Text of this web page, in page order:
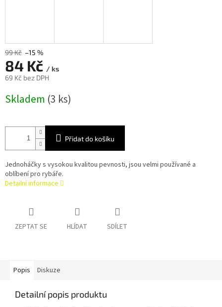
99 Kč –15 %
84 Kč / ks
69 Kč bez DPH
cena:
Skladem (3 ks)
Přidat do košíku
Jednoháčky s vysokou kvalitou pevnosti, jsou velmi používané a
oblíbení pro rybáře.
Detailní informace
ZEPTAT SE HLÍDAT SDÍLET
Popis Diskuze
Detailní popis produktu